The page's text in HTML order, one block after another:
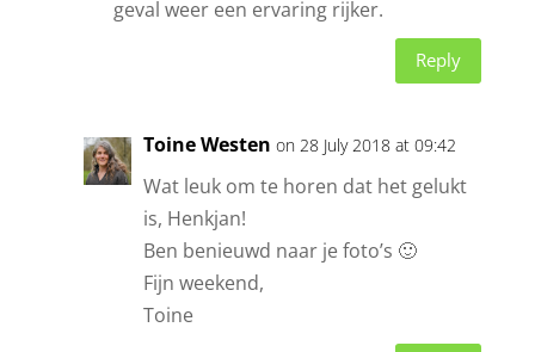
geval weer een ervaring rijker.
Reply
Toine Westen on 28 July 2018 at 09:42
Wat leuk om te horen dat het gelukt
is, Henkjan!
Ben benieuwd naar je foto’s 🙂
Fijn weekend,
Toine